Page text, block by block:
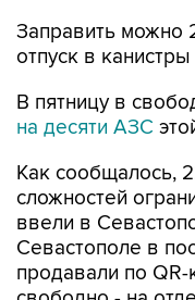
Заправить можно
отпуск в
В пятницу в
на десяти АЗС
Как сообщалось,
сложностей
ввели в
Севастополе в
продавали по